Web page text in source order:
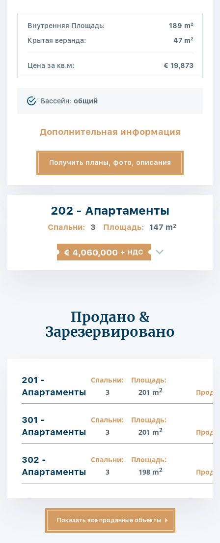
Внутренняя Площадь: 189 m2
Крытая веранда: 47 m2
Цена за кв.м: € 19,873
Бассейн: общий
Дополнительная информация
Получить планы, фото, описания
202 - Апартаменты
Спальни: 3 Площадь: 147 m2
€ 4,060,000 + НДС
Продано &
Зарезервировано
201 -
Апартаменты
Спальни:
3
Площадь:
201 m2
301 -
Апартаменты
Спальни:
3
Площадь:
201 m2
302 -
Апартаменты
Спальни:
3
Площадь:
198 m2
Показать все проданные объекты